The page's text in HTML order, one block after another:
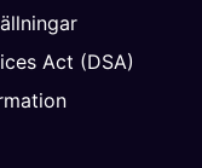
Act (DSA)